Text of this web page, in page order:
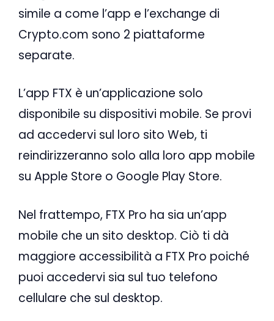
simile a come l’app e l’exchange di
Crypto.com sono 2 piattaforme
separate.
L’app FTX è un’applicazione solo
disponibile su dispositivi mobile. Se provi
ad accedervi sul loro sito Web, ti
reindirizzeranno solo alla loro app mobile
su Apple Store o Google Play Store.
Nel frattempo, FTX Pro ha sia un’app
mobile che un sito desktop. Ciò ti dà
maggiore accessibilità a FTX Pro poiché
puoi accedervi sia sul tuo telefono
cellulare che sul desktop.